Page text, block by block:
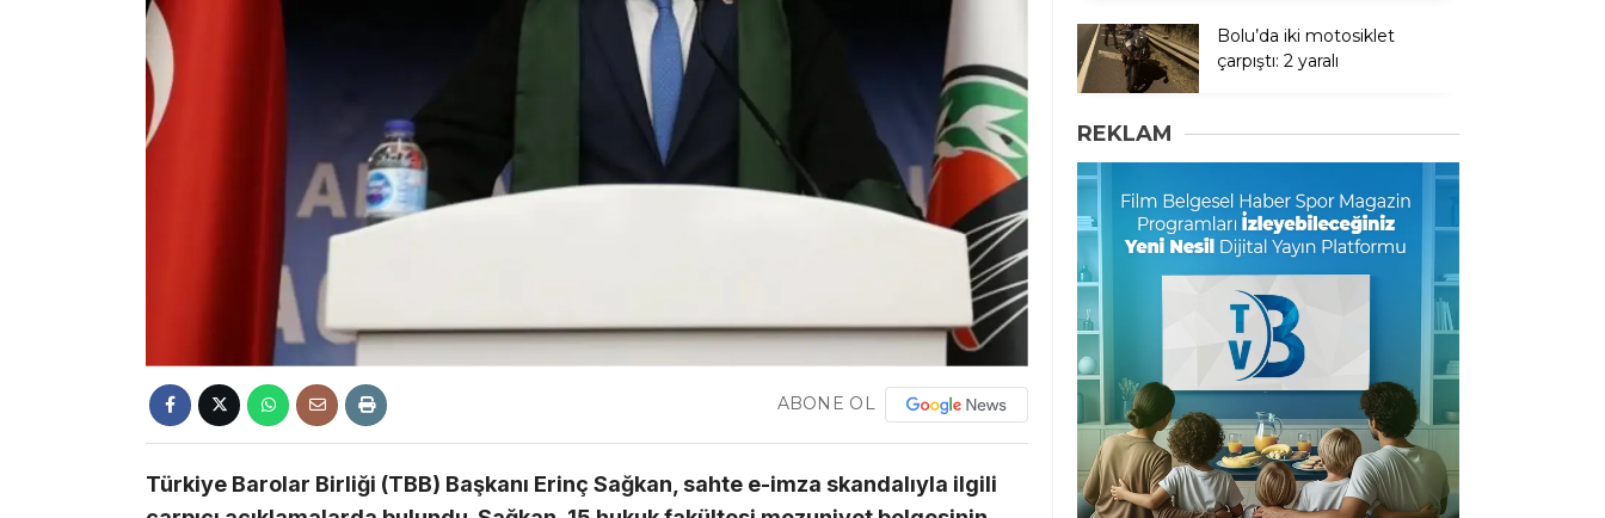
ABONE OL
Türkiye Barolar Birliği (TBB) Başkanı Erinç Sağkan, sahte e-imza skandalıyla ilgili
Bolu’da iki motosiklet
çarpıştı: 2 yaralı
REKLAM